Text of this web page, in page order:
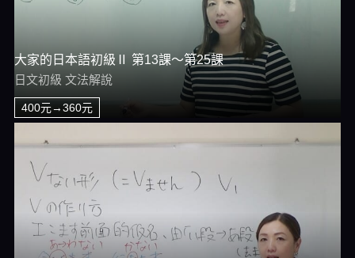
大家的日本語初級Ⅱ 第13課～第25課
日文初級 文法解說
400元→360元